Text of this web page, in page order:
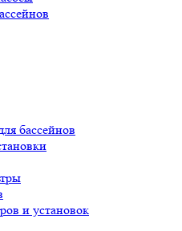
бассейнов
и установок